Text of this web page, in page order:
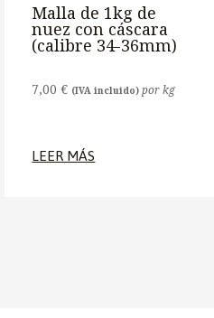
Malla de 1kg de
nuez con cáscara
(calibre 34-36mm)
7,00€ (IVA incluido) por kg
LEER MÁS